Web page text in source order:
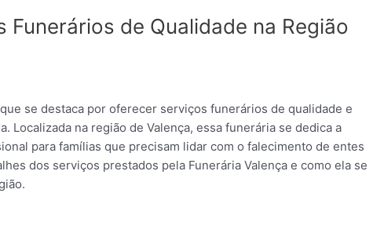
Funerários de Qualidade na Região
se destaca por oferecer serviços funerários de qualidade e
Localizada na região de Valença, essa funerária se dedica a
para famílias que precisam lidar com o falecimento de entes
dos serviços prestados pela Funerária Valença e como ela se